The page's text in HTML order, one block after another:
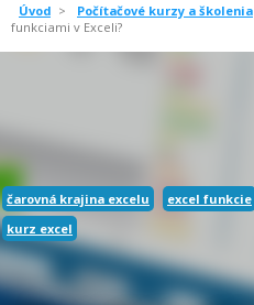
Úvod > Počítačové kurzy a školenia
funkciami v Exceli?
čarovná krajina excelu excel funkcie
kurz excel